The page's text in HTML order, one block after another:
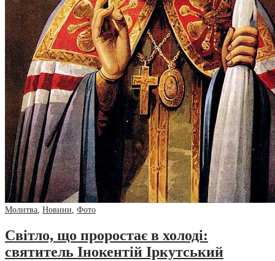
Молитва, Новини, Фото
Світло, що проростає в холоді:
святитель Інокентій Іркутський